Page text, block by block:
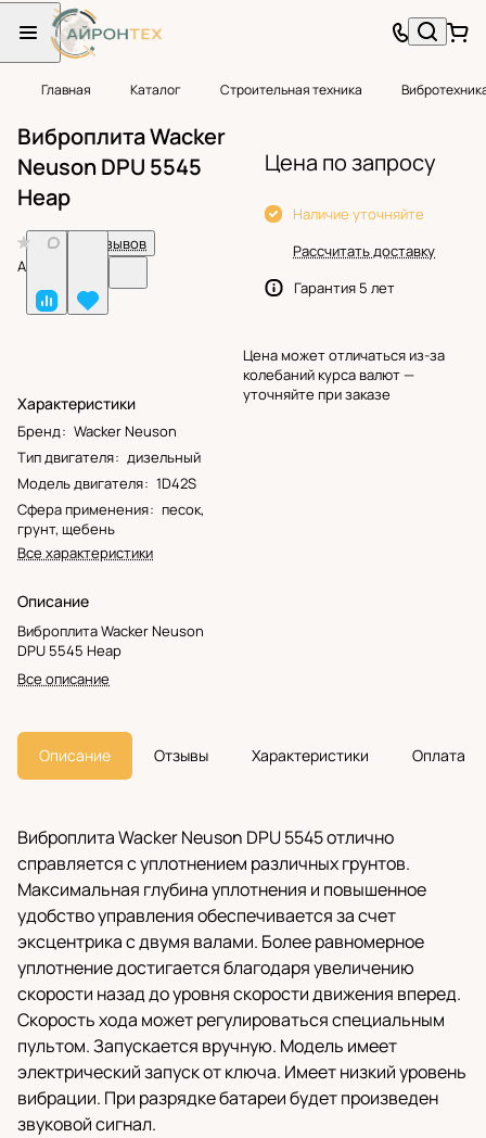
Главная Каталог Строительная техника
Виброплита Wacker
Neuson DPU 5545
Heap
Нет отзывов
Арт.
Характеристики
Бренд: Wacker Neuson
Тип двигателя: дизельный
Модель двигателя: 1D42S
Сфера применения: песок,
грунт, щебень
Все характеристики
Описание
Виброплита Wacker Neuson
DPU 5545 Heap
Все описание
Цена по запросу
Наличие уточняйте
Рассчитать доставку
Гарантия 5 лет
Цена может отличаться из-за
колебаний курса валют —
уточняйте при заказе
Описание Отзывы Характеристики Оплата
Виброплита Wacker Neuson DPU 5545 отлично
справляется с уплотнением различных грунтов.
Максимальная глубина уплотнения и повышенное
удобство управления обеспечивается за счет
эксцентрика с двумя валами. Более равномерное
уплотнение достигается благодаря увеличению
скорости назад до уровня скорости движения вперед.
Скорость хода может регулироваться специальным
пультом. Запускается вручную. Модель имеет
электрический запуск от ключа. Имеет низкий уровень
вибрации. При разрядке батареи будет произведен
звуковой сигнал.